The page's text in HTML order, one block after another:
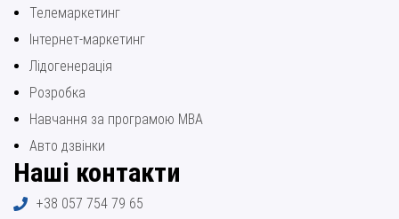
Телемаркетинг
Інтернет-маркетинг
Лідогенерація
Розробка
Навчання за програмою МВА
Авто дзвінки
Наші контакти
+38 057 754 79 65